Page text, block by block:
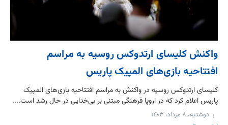
واکنش کلیسای ارتدوکس روسیه به مراسم
افتتاحیه بازی‌های المپیک پاریس
کلیسای ارتدوکس روسیه در واکنش به مراسم افتتاحیه بازی‌های المپیک
پاریس اعلام کرد که در اروپا فرهنگی مبتنی بر بی‌خدایی در حال رشد است....
دوشنبه، ۸ مرداد، ۱۴۰۳